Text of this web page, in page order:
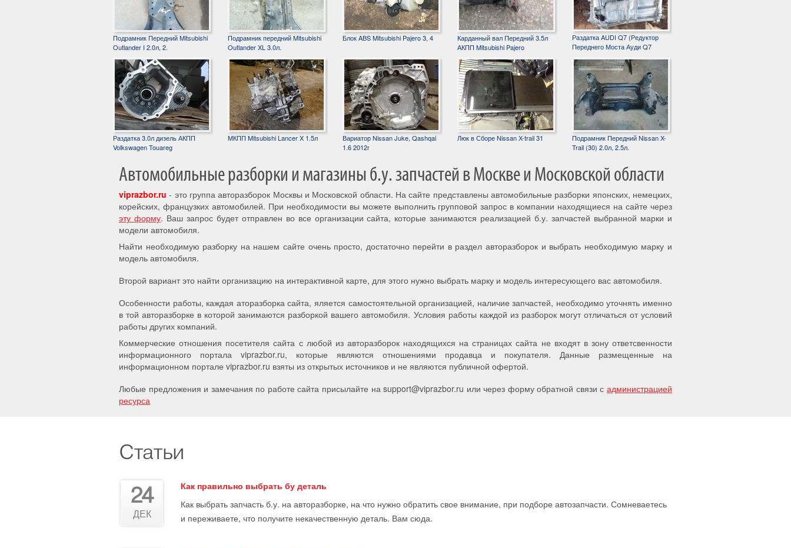
Подрамник Передний Mitsubishi
Outlander I 2.0л, 2.
Подрамник передний Mitsubishi
Outlander XL 3.0л.
Блок ABS Mitsubishi Pajero 3, 4
Карданный вал Передний 3.5л
АКПП Mitsubishi Pajero
Раздатка AUDI Q7 (Редуктор
Переднего Моста Ауди Q7
Раздатка 3.0л дизель АКПП
Volkswagen Touareg
МКПП Mitsubishi Lancer X 1.5л
Вариатор Nissan Juke, Qashqai
1.6 2012г
Люк в Сборе Nissan X-trail 31
Подрамник Передний Nissan X-
Trail (30) 2.0л, 2.5л.
Автомобильные разборки и магазины б.у. запчастей в Москве и Московской области
viprazbor.ru - это группа авторазборок Москвы и Московской области. На сайте представлены автомобильные разборки японских, немецких,
корейских, французких автомобилей. При необходимости вы можете выполнить групповой запрос в компании находящиеся на сайте через
эту форму. Ваш запрос будет отправлен во все организации сайта, которые занимаются реализацией б.у. запчастей выбранной марки и
модели автомобиля.
Найти необходимую разборку на нашем сайте очень просто, достаточно перейти в раздел авторазборок и выбрать необходимую марку и
модель автомобиля.
Второй вариант это найти организацию на интерактивной карте, для этого нужно выбрать марку и модель интересующего вас автомобиля.
Особенности работы, каждая аторазборка сайта, яляется самостоятельной организацией, наличие запчастей, необходимо уточнять именно
в той авторазборке в которой занимаются разборкой вашего автомобиля. Условия работы каждой из разборок могут отличаться от условий
работы других компаний.
Коммерческие отношения посетителя сайта с любой из авторазборок находящихся на страницах сайта не входят в зону ответсвенности
информационного портала viprazbor.ru, которые являются отношениями продавца и покупателя. Данные размещенные на
информационном портале viprazbor.ru взяты из открытых источников и не являются публичной офертой.
Любые предложения и замечания по работе сайта присылайте на support@viprazbor.ru или через форму обратной связи с администрацией
ресурса
Статьи
24
ДЕК
Как правильно выбрать бу деталь
Как выбрать запчасть б.у. на авторазборке, на что нужно обратить свое внимание, при подборе автозапчасти. Сомневаетесь
и переживаете, что получите некачественную деталь. Вам сюда.